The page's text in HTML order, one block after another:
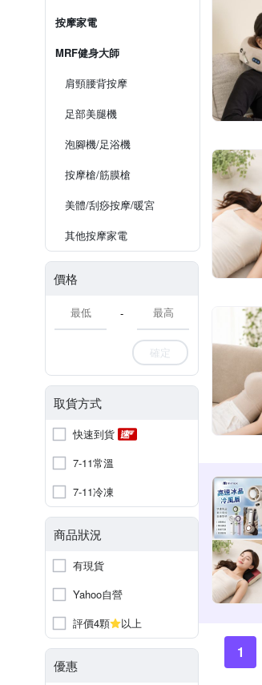
按摩家電
MRF健身大師
肩頸腰背按摩
足部美腿機
泡腳機/足浴機
按摩槍/筋膜槍
美體/刮痧按摩/暖宮
其他按摩家電
價格
-
確定
取貨方式
快速到貨
7-11常溫
7-11冷凍
商品狀況
有現貨
Yahoo自營
評價4顆
以上
優惠
1